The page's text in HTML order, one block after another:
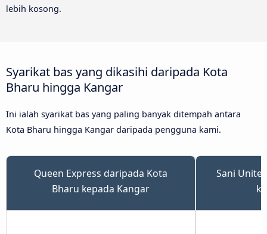
lebih kosong.
Syarikat bas yang dikasihi daripada Kota
Bharu hingga Kangar
Ini ialah syarikat bas yang paling banyak ditempah antara
Kota Bharu hingga Kangar daripada pengguna kami.
Queen Express daripada Kota
Bharu kepada Kangar
Sani